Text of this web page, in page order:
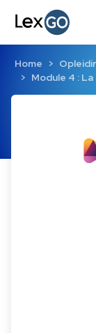
Home
Module 4 :